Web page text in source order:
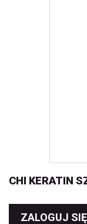
CHI KERATIN
ZALOGUJ